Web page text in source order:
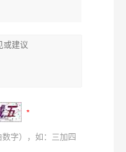
字），如：三加四